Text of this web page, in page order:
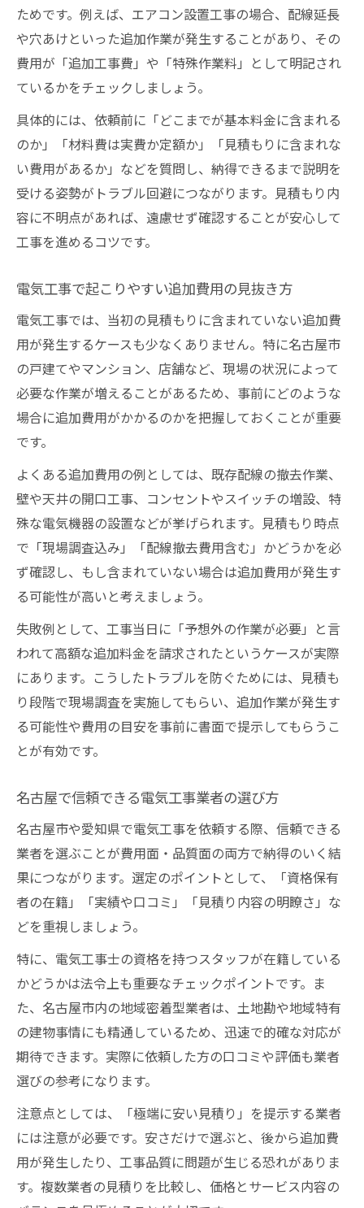
追加料金を防ぐ電気工事依頼前の確認事項
費用削減に役立つ電気工事見積り比較の方
法
工事内容別にわかる適正な費用感とは
コンセント増設など電気工事別の費用感解
説
分電盤交換・配線工事の費用相場の目安
照明設置や電気修理の適正価格を知る方法
撤去費用が発生する電気工事の注意ポイン
ト
工事項目ごとの電気工事費用比較ポイント
電気工事依頼前に確認すべき費用項目一覧
見積り内訳で注目すべき電気工事費用の要
点
電気工事業者選びで後悔しないための注意
電気工事費用の追加請求を防ぐコツとは
保証やアフターサービスの確認ポイント
見積りトラブルを防ぐための実践知識
電気工事見積りでよくあるトラブル事例
見積り内容と工事範囲のすり合わせが重要
電気工事費用に関する契約前確認リスト
電気工事見積りトラブル回避のための対策
信頼できる電気工事業者の見分け方を紹介
ためです。例えば、エアコン設置工事の場合、配線延長
や穴あけといった追加作業が発生することがあり、その
費用が「追加工事費」や「特殊作業料」として明記され
ているかをチェックしましょう。
具体的には、依頼前に「どこまでが基本料金に含まれる
のか」「材料費は実費か定額か」「見積もりに含まれな
い費用があるか」などを質問し、納得できるまで説明を
受ける姿勢がトラブル回避につながります。見積もり内
容に不明点があれば、遠慮せず確認することが安心して
工事を進めるコツです。
電気工事で起こりやすい追加費用の見抜き方
電気工事では、当初の見積もりに含まれていない追加費
用が発生するケースも少なくありません。特に名古屋市
の戸建てやマンション、店舗など、現場の状況によって
必要な作業が増えることがあるため、事前にどのような
場合に追加費用がかかるのかを把握しておくことが重要
です。
よくある追加費用の例としては、既存配線の撤去作業、
壁や天井の開口工事、コンセントやスイッチの増設、特
殊な電気機器の設置などが挙げられます。見積もり時点
で「現場調査込み」「配線撤去費用含む」かどうかを必
ず確認し、もし含まれていない場合は追加費用が発生す
る可能性が高いと考えましょう。
失敗例として、工事当日に「予想外の作業が必要」と言
われて高額な追加料金を請求されたというケースが実際
にあります。こうしたトラブルを防ぐためには、見積も
り段階で現場調査を実施してもらい、追加作業が発生す
る可能性や費用の目安を事前に書面で提示してもらうこ
とが有効です。
名古屋で信頼できる電気工事業者の選び方
名古屋市や愛知県で電気工事を依頼する際、信頼できる
業者を選ぶことが費用面・品質面の両方で納得のいく結
果につながります。選定のポイントとして、「資格保有
者の在籍」「実績や口コミ」「見積り内容の明瞭さ」な
どを重視しましょう。
特に、電気工事士の資格を持つスタッフが在籍している
かどうかは法令上も重要なチェックポイントです。ま
た、名古屋市内の地域密着型業者は、土地勘や地域特有
の建物事情にも精通しているため、迅速で的確な対応が
期待できます。実際に依頼した方の口コミや評価も業者
選びの参考になります。
注意点としては、「極端に安い見積り」を提示する業者
には注意が必要です。安さだけで選ぶと、後から追加費
用が発生したり、工事品質に問題が生じる恐れがありま
す。複数業者の見積りを比較し、価格とサービス内容の